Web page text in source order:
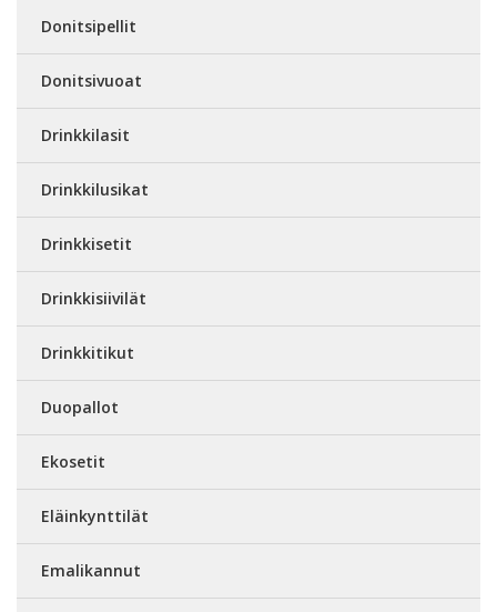
Donitsipellit
Donitsivuoat
Drinkkilasit
Drinkkilusikat
Drinkkisetit
Drinkkisiivilät
Drinkkitikut
Duopallot
Ekosetit
Eläinkynttilät
Emalikannut